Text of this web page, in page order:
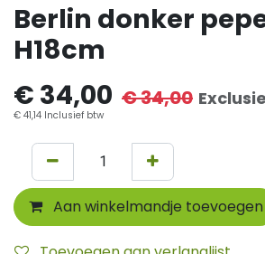
Berlin donker
H18cm
€ 34,00 €34,00
€ 41,14 Inclusief btw
Aan winkelmandje toevoegen